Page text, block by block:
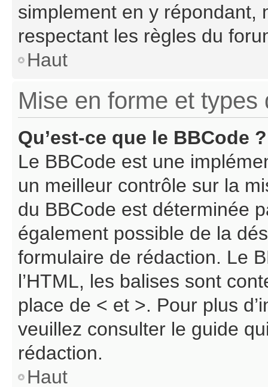
simplement en y répondant,
respectant les règles du
Haut
Mise en forme et types
Qu’est-ce que le BBCode ?
Le BBCode est une
un meilleur contrôle sur la
du BBCode est déterminée
également possible de la
formulaire de rédaction. Le
l’HTML, les balises sont
place de < et >. Pour plus
veuillez consulter le guide
rédaction.
Haut